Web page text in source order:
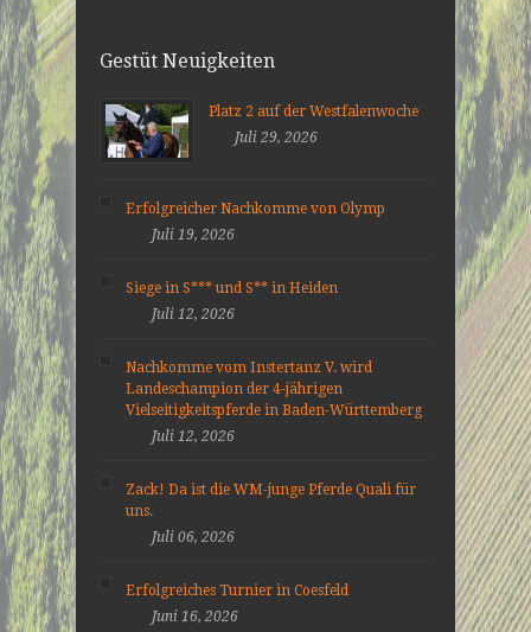
Gestüt Neuigkeiten
Platz 2 auf der Westfalenwoche
Juli 29, 2026
Erfolgreicher Nachkomme von Olymp
Juli 19, 2026
Siege in S*** und S** in Heiden
Juli 12, 2026
Nachkomme vom Instertanz V. wird
Landeschampion der 4-jährigen
Vielseitigkeitspferde in Baden-Württemberg
Juli 12, 2026
Zack! Da ist die WM-junge Pferde Quali für
uns.
Juli 06, 2026
Erfolgreiches Turnier in Coesfeld
Juni 16, 2026